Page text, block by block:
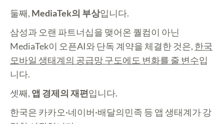
둘째, MediaTek의 부상입니다.
삼성과 오랜 파트너십을 맺어온 퀄컴이 아닌
MediaTek이 오픈AI와 단독 계약을 체결한 것은, 한국
모바일 생태계의 공급망 구도에도 변화를 줄 변수입
니다.
셋째, 앱 경제의 재편입니다.
한국은 카카오·네이버·배달의민족 등 앱 생태계가 강